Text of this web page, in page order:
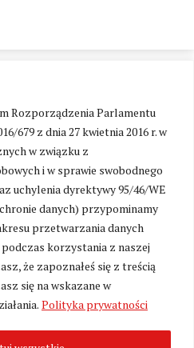
Rozporządzenia Parlamentu
679 z dnia 27 kwietnia 2016 r. w
w związku z
i w sprawie swobodnego
uchylenia dyrektywy 95/46/WE
danych) przypominamy
przetwarzania danych
korzystania z naszej
że zapoznałeś się z treścią
się na wskazane w
Polityka prywatności
cookies